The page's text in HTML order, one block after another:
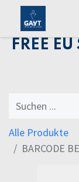
FREE
Alle Produkte
BARCODE